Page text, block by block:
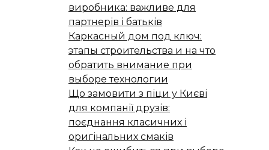
виробника: важливе для
партнерів і батьків
Каркасный дом под ключ:
этапы строительства и на что
обратить внимание при
выборе технологии
Що замовити з піци у Києві
для компанії друзів:
поєднання класичних і
оригінальних смаків